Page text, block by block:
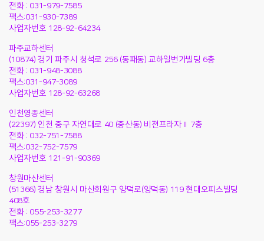
전화 : 031-979-7585
팩스:031-930-7389
사업자번호 128-92-64234
파주교하센터
(10874) 경기 파주시 청석로 256 (동패동) 교하일번가빌딩 6층
전화 : 031-948-3088
팩스:031-947-3089
사업자번호 128-92-63268
인천영종센터
(22397) 인천 중구 자연대로 40 (중산동) 비젼프라자Ⅱ 7층
전화 : 032-751-7588
팩스:032-752-7579
사업자번호 121-91-90369
창원마산센터
(51366) 경남 창원시 마산회원구 양덕로(양덕동) 119 현대오피스빌딩
408호
전화 : 055-253-3277
팩스:055-253-3279